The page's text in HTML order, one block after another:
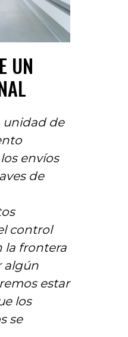
UN
unidad de
envíos
de
control
la frontera
algún
estar
los
se